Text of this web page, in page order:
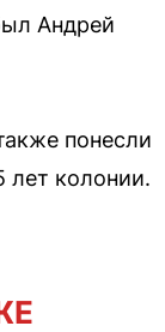
Андрей
понесли
лет колонии.